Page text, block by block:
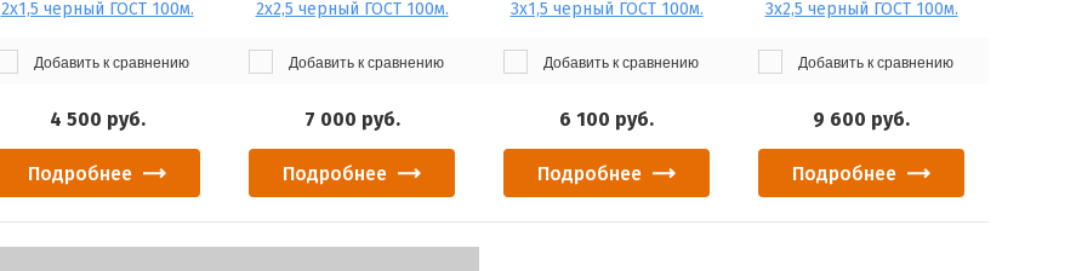
2х1,5 черный ГОСТ 100м.
Добавить к сравнению
4 500 руб.
Подробнее
2х2,5 черный ГОСТ 100м.
Добавить к сравнению
7 000 руб.
Подробнее
3х1,5 черный ГОСТ 100м.
Добавить к сравнению
6 100 руб.
Подробнее
3х2,5 черный ГОСТ 100м.
Добавить к сравнению
9 600 руб.
Подробнее